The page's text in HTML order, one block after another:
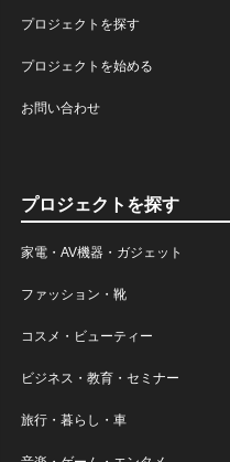
プロジェクトを探す
プロジェクトを始める
お問い合わせ
プロジェクトを探す
家電・AV機器・ガジェット
ファッション・靴
コスメ・ビューティー
ビジネス・教育・セミナー
旅行・暮らし・車